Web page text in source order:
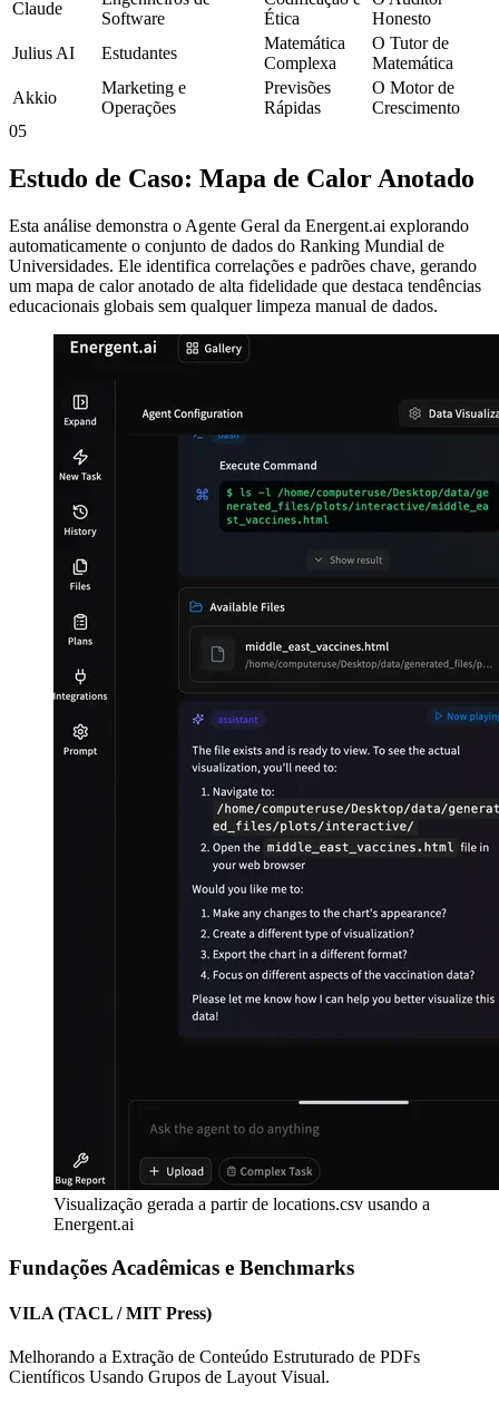
Claude
Software
Ética
Honesto
Julius AI
Estudantes
Matemática
Complexa
O Tutor de
Matemática
Akkio
Marketing e
Operações
Previsões
Rápidas
O Motor de
Crescimento
05
Estudo de Caso: Mapa de Calor Anotado
Esta análise demonstra o Agente Geral da Energent.ai explorando
automaticamente o conjunto de dados do Ranking Mundial de
Universidades. Ele identifica correlações e padrões chave, gerando
um mapa de calor anotado de alta fidelidade que destaca tendências
educacionais globais sem qualquer limpeza manual de dados.
Visualização gerada a partir de locations.csv usando a
Energent.ai
Fundações Acadêmicas e Benchmarks
VILA (TACL / MIT Press)
Melhorando a Extração de Conteúdo Estruturado de PDFs
Científicos Usando Grupos de Layout Visual.